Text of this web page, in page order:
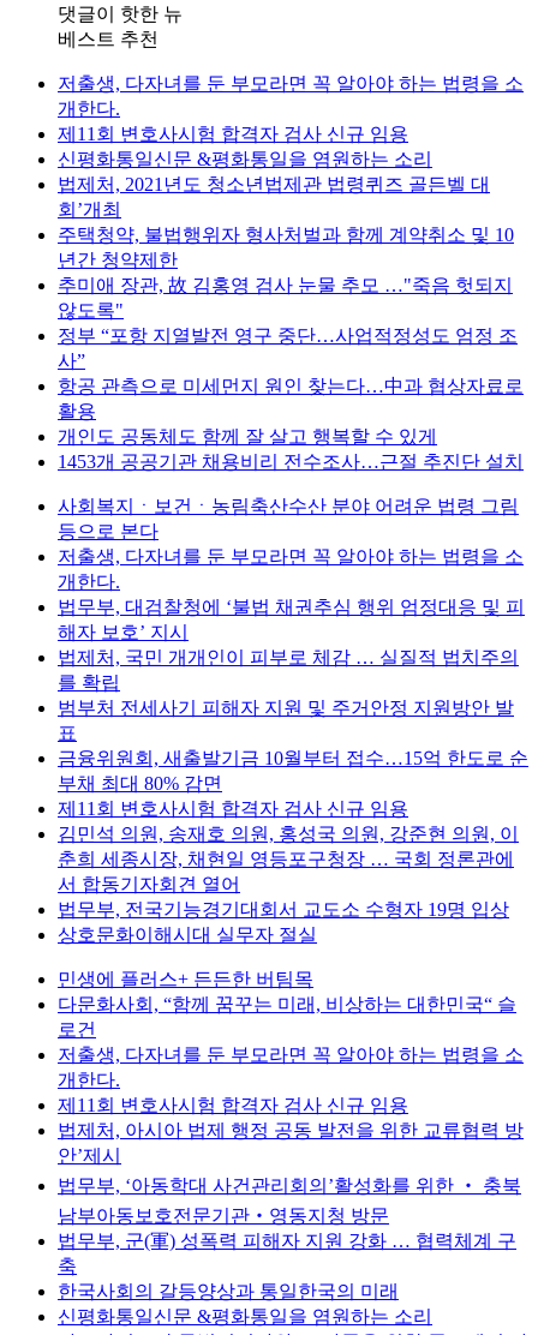
댓글이 핫한 뉴
베스트 추천
저출생, 다자녀를 둔 부모라면 꼭 알아야 하는 법령을 소
개한다.
제11회 변호사시험 합격자 검사 신규 임용
신평화통일신문 &평화통일을 염원하는 소리
법제처, 2021년도 청소년법제관 법령퀴즈 골든벨 대
회’개최
주택청약, 불법행위자 형사처벌과 함께 계약취소 및 10
년간 청약제한
추미애 장관, 故 김홍영 검사 눈물 추모 …"죽음 헛되지
않도록"
정부 “포항 지열발전 영구 중단…사업적정성도 엄정 조
사”
항공 관측으로 미세먼지 원인 찾는다…中과 협상자료로
활용
개인도 공동체도 함께 잘 살고 행복할 수 있게
1453개 공공기관 채용비리 전수조사…근절 추진단 설치
사회복지ㆍ보건ㆍ농림축산수산 분야 어려운 법령 그림
등으로 본다
저출생, 다자녀를 둔 부모라면 꼭 알아야 하는 법령을 소
개한다.
법무부, 대검찰청에 ‘불법 채권추심 행위 엄정대응 및 피
해자 보호’ 지시
법제처, 국민 개개인이 피부로 체감 … 실질적 법치주의
를 확립
범부처 전세사기 피해자 지원 및 주거안정 지원방안 발
표
금융위원회, 새출발기금 10월부터 접수…15억 한도로 순
부채 최대 80% 감면
제11회 변호사시험 합격자 검사 신규 임용
김민석 의원, 송재호 의원, 홍성국 의원, 강준현 의원, 이
춘희 세종시장, 채현일 영등포구청장 … 국회 정론관에
서 합동기자회견 열어
법무부, 전국기능경기대회서 교도소 수형자 19명 입상
상호문화이해시대 실무자 절실
민생에 플러스+ 든든한 버팀목
다문화사회, “함께 꿈꾸는 미래, 비상하는 대한민국“ 슬
로건
저출생, 다자녀를 둔 부모라면 꼭 알아야 하는 법령을 소
개한다.
제11회 변호사시험 합격자 검사 신규 임용
법제처, 아시아 법제 행정 공동 발전을 위한 교류협력 방
안’제시
법무부, ‘아동학대 사건관리회의’활성화를 위한 ‧ 충북
남부아동보호전문기관‧영동지청 방문
법무부, 군(軍) 성폭력 피해자 지원 강화 … 협력체계 구
축
한국사회의 갈등양상과 통일한국의 미래
신평화통일신문 &평화통일을 염원하는 소리